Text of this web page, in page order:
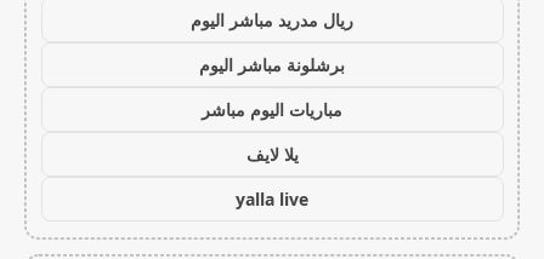
ريال مدريد مباشر اليوم
برشلونة مباشر اليوم
مباريات اليوم مباشر
يلا لايف
yalla live